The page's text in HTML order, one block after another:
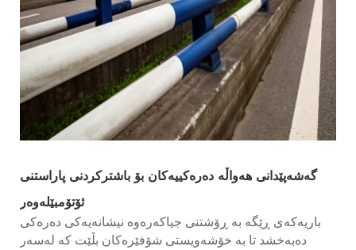
گەشەپێدانی هەواڵە دەرەکییەکان بۆ باشترکردنی پاراستنی
ئۆتۆمبێلەوەر
باریەکەی ڕێگە بە ڕۆشتنی جیاکەرەوە نیشانەیەکی دەرەکی
دەبەخشد تا بە خۆشەویستی شۆفێرەکان بڵێت کە لەسەر